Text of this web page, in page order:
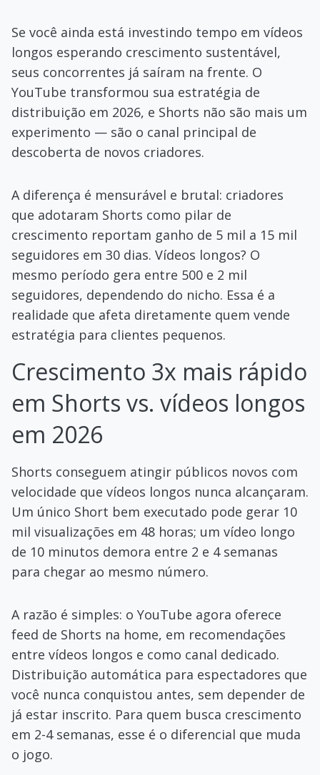
Se você ainda está investindo tempo em vídeos
longos esperando crescimento sustentável,
seus concorrentes já saíram na frente. O
YouTube transformou sua estratégia de
distribuição em 2026, e Shorts não são mais um
experimento — são o canal principal de
descoberta de novos criadores.
A diferença é mensurável e brutal: criadores
que adotaram Shorts como pilar de
crescimento reportam ganho de 5 mil a 15 mil
seguidores em 30 dias. Vídeos longos? O
mesmo período gera entre 500 e 2 mil
seguidores, dependendo do nicho. Essa é a
realidade que afeta diretamente quem vende
estratégia para clientes pequenos.
Crescimento 3x mais rápido
em Shorts vs. vídeos longos
em 2026
Shorts conseguem atingir públicos novos com
velocidade que vídeos longos nunca alcançaram.
Um único Short bem executado pode gerar 10
mil visualizações em 48 horas; um vídeo longo
de 10 minutos demora entre 2 e 4 semanas
para chegar ao mesmo número.
A razão é simples: o YouTube agora oferece
feed de Shorts na home, em recomendações
entre vídeos longos e como canal dedicado.
Distribuição automática para espectadores que
você nunca conquistou antes, sem depender de
já estar inscrito. Para quem busca crescimento
em 2-4 semanas, esse é o diferencial que muda
o jogo.